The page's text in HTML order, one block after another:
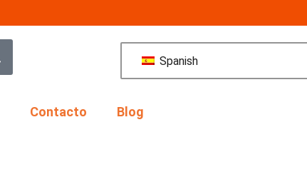
Spanish
Contacto Blog